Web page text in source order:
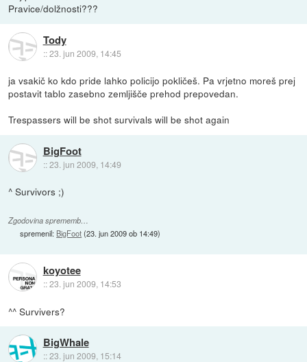
Pravice/dolžnosti???
Tody
::23. jun 2009, 14:45
ja vsakič ko kdo pride lahko policijo pokličeš. Pa vrjetno moreš prej
postavit tablo zasebno zemljišče prehod prepovedan.
Trespassers will be shot survivals will be shot again
BigFoot
::23. jun 2009, 14:49
^ Survivors ;)
Zgodovina sprememb…
spremenil: BigFoot(23. jun 2009 ob 14:49)
koyotee
::23. jun 2009, 14:53
^^ Survivers?
BigWhale
::23. jun 2009, 15:14